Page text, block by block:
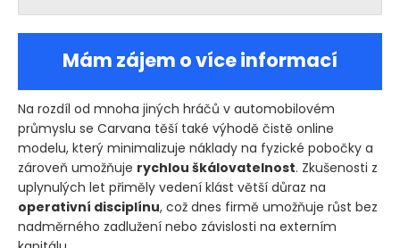
Mám zájem o více informací
Na rozdíl od mnoha jiných hráčů v automobilovém
průmyslu se Carvana těší také výhodě čistě online
modelu, který minimalizuje náklady na fyzické pobočky a
zároveň umožňuje rychlou škálovatelnost. Zkušenosti z
uplynulých let přiměly vedení klást větší důraz na
operativní disciplínu, což dnes firmě umožňuje růst bez
nadměrného zadlužení nebo závislosti na externím